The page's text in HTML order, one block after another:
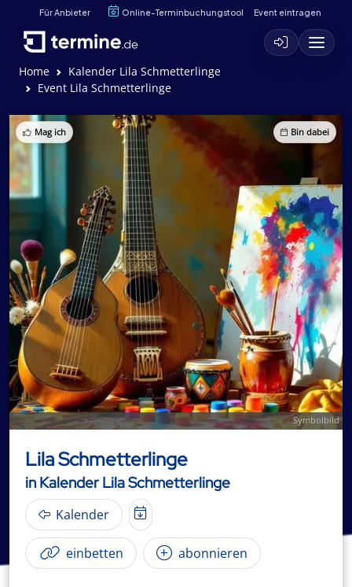
Für Anbieter Online-Terminbuchungstool Event eintragen
Home
Kalender Lila Schmetterlinge
Event Lila Schmetterlinge
Mag ich Bin dabei
Symbolbild
Lila Schmetterlinge
in Kalender Lila Schmetterlinge
Kalender
einbetten abonnieren